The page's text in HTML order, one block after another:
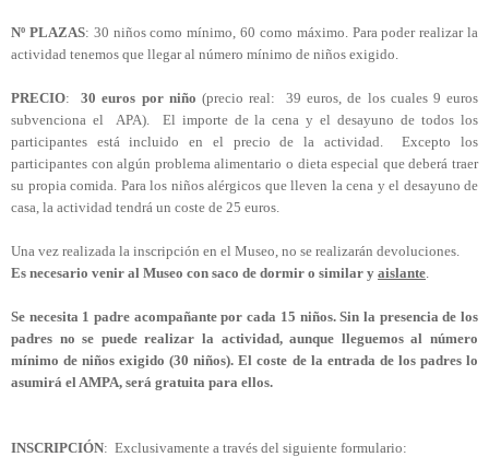
Nº PLAZAS: 30 niños como mínimo, 60 como máximo. Para poder realizar la
actividad tenemos que llegar al número mínimo de niños exigido.
PRECIO:30 euros por niño (precio real: 39 euros, de los cuales 9 euros
subvenciona el APA). El importe de la cena y el desayuno de todos los
participantes está incluido en el precio de la actividad. Excepto los
participantes con algún problema alimentario o dieta especial que deberá traer
su propia comida. Para los niños alérgicos que lleven la cena y el desayuno de
casa, la actividad tendrá un coste de 25 euros.
Una vez realizada la inscripción en el Museo, no se realizarán devoluciones.
Es necesario venir al Museo con saco de dormir o similar y aislante
Se necesita 1 padre acompañante por cada 15 niños. Sin la presencia de los
padres no se puede realizar la actividad, aunque lleguemos al número
mínimo de niños exigido (30 niños). El coste de la entrada de los padres lo
asumirá el AMPA, será gratuita para ellos.
INSCRIPCIÓN: Exclusivamente a través del siguiente formulario: